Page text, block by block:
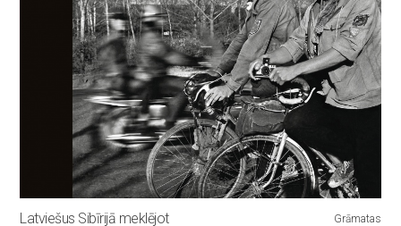
Latviešus Sibīrijā meklējot Grāmatas